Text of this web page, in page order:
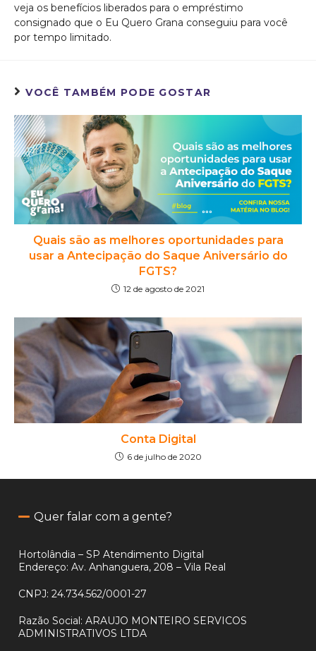
veja os benefícios liberados para o empréstimo
consignado que o Eu Quero Grana conseguiu para você
por tempo limitado.
VOCÊ TAMBÉM PODE GOSTAR
Quais são as melhores oportunidades para
usar a Antecipação do Saque Aniversário do
FGTS?
12 de agosto de 2021
Conta Digital
6 de julho de 2020
Quer falar com a gente?
Hortolândia – SP Atendimento Digital
Endereço: Av. Anhanguera, 208 – Vila Real
CNPJ: 24.734.562/0001-27
Razão Social: ARAUJO MONTEIRO SERVICOS
ADMINISTRATIVOS LTDA